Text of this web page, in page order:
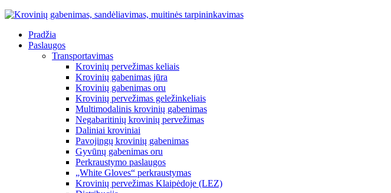
Pradžia
Paslaugos
Transportavimas
Krovinių pervežimas keliais
Krovinių gabenimas jūra
Krovinių gabenimas oru
Krovinių pervežimas geležinkeliais
Multimodalinis krovinių gabenimas
Negabaritinių krovinių pervežimas
Daliniai kroviniai
Pavojingų krovinių gabenimas
Gyvūnų gabenimas oru
Perkraustymo paslaugos
„White Gloves“ perkraustymas
Krovinių pervežimas Klaipėdoje (LEZ)